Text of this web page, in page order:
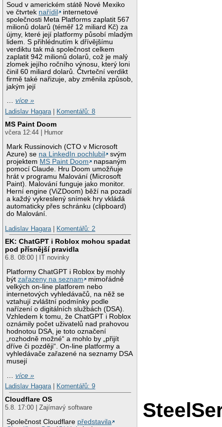
Soud v americkém státě Nové Mexiko
ve čtvrtek nařídil
internetové
společnosti Meta Platforms zaplatit 567
milionů dolarů (téměř 12 miliard Kč) za
újmy, které její platformy působí mladým
lidem. S přihlédnutím k dřívějšímu
verdiktu tak má společnost celkem
zaplatit 942 milionů dolarů, což je malý
zlomek jejího ročního výnosu, který loni
činil 60 miliard dolarů. Čtvrteční verdikt
firmě také nařizuje, aby změnila způsob,
jakým její
…více »
Ladislav Hagara
Komentářů: 8
MS Paint Doom
včera 12:44 | Humor
Mark Russinovich (CTO v Microsoft
Azure) se na LinkedIn pochlubil
svým
projektem MS Paint Doom
napsaným
pomocí Claude. Hru Doom umožňuje
hrát v programu Malování (Microsoft
Paint). Malování funguje jako monitor.
Herní engine (ViZDoom) běží na pozadí
a každý vykreslený snímek hry vkládá
automaticky přes schránku (clipboard)
do Malování.
Ladislav Hagara
Komentářů: 2
EK: ChatGPT i Roblox mohou spadat
pod přísnější pravidla
6.8. 08:00 | IT novinky
Platformy ChatGPT i Roblox by mohly
býtzařazeny na seznam
mimořádně
velkých on-line platforem nebo
internetových vyhledávačů, na něž se
vztahují zvláštní podmínky podle
nařízení o digitálních službách (DSA).
Vzhledem k tomu, že ChatGPT i Roblox
oznámily počet uživatelů nad prahovou
hodnotou DSA, je toto označení
„rozhodně možné“ a mohlo by „přijít
dříve či později“. On-line platformy a
vyhledávače zařazené na seznamy DSA
musejí
…více »
Ladislav Hagara| Komentářů: 9
Cloudflare OS
5.8. 17:00 | Zajímavý software
Společnost Cloudflare představila